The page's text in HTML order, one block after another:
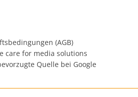
(AGB)
care for media solutions
Quelle bei Google